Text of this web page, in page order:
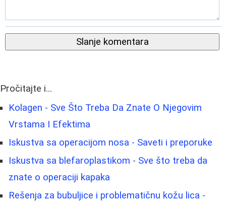
Slanje komentara
Pročitajte i...
Kolagen - Sve Što Treba Da Znate O Njegovim
Vrstama I Efektima
Iskustva sa operacijom nosa - Saveti i preporuke
Iskustva sa blefaroplastikom - Sve što treba da
znate o operaciji kapaka
Rešenja za bubuljice i problematičnu kožu lica -